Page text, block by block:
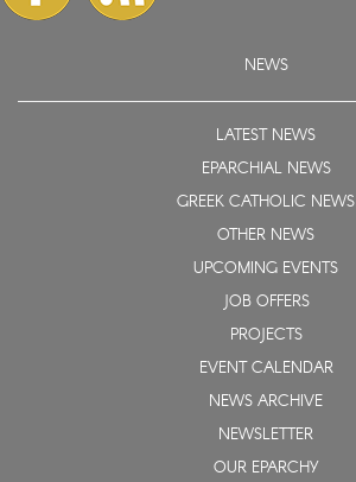
NEWS
LATEST NEWS
EPARCHIAL NEWS
GREEK CATHOLIC NEWS
OTHER NEWS
UPCOMING EVENTS
JOB OFFERS
PROJECTS
EVENT CALENDAR
NEWS ARCHIVE
NEWSLETTER
OUR EPARCHY